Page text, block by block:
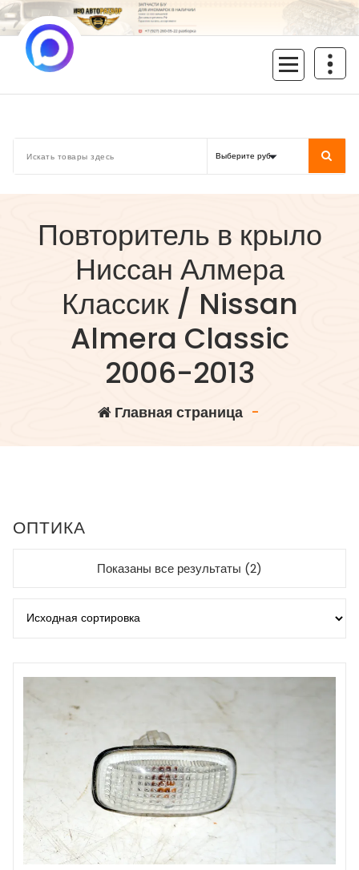
Перейти
к
содержимому
Повторитель в крыло
Ниссан Алмера
Классик / Nissan
Almera Classic
2006-2013
Главная страница-
ОПТИКА
Показаны все результаты (2)